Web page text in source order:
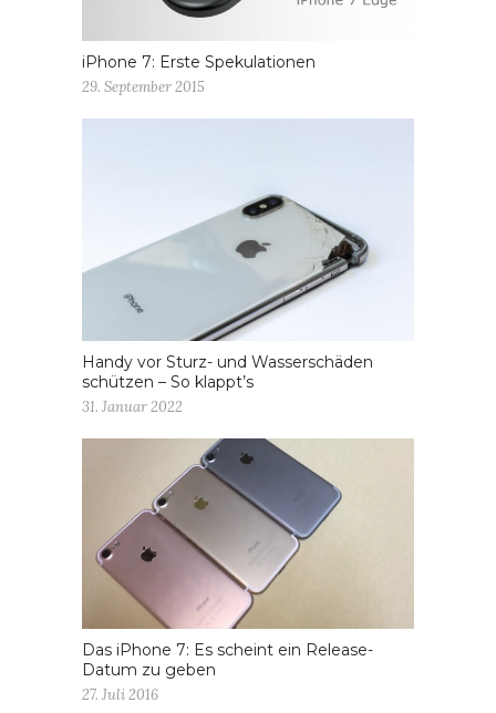
iPhone 7: Erste Spekulationen
29. September 2015
Handy vor Sturz- und Wasserschäden
schützen – So klappt’s
31. Januar 2022
Das iPhone 7: Es scheint ein Release-
Datum zu geben
27. Juli 2016